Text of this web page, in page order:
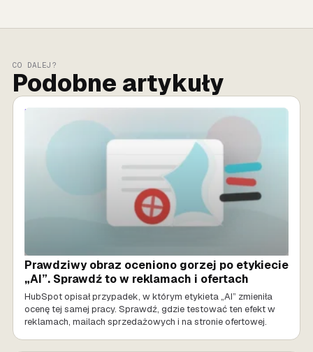
CO DALEJ?
Podobne artykuły
MARKETING AI
Prawdziwy obraz oceniono gorzej po etykiecie
„AI”. Sprawdź to w reklamach i ofertach
HubSpot opisał przypadek, w którym etykieta „AI” zmieniła
ocenę tej samej pracy. Sprawdź, gdzie testować ten efekt w
reklamach, mailach sprzedażowych i na stronie ofertowej.